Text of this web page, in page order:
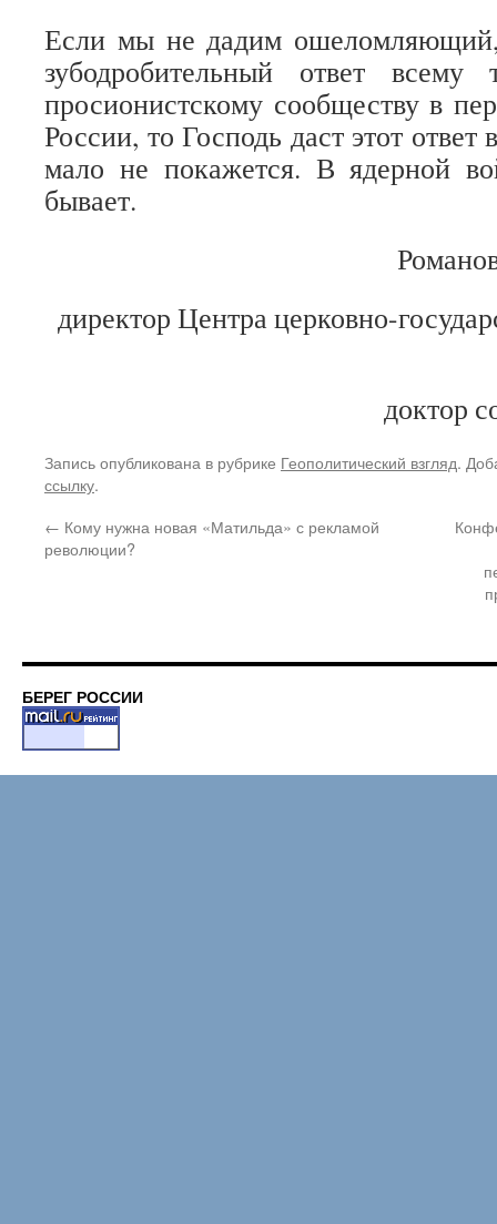
Если мы не дадим ошеломляющий,
зубодробительный ответ всему
просионистскому сообществу в
России, то Господь даст этот
мало не покажется. В ядерной
бывает.
директор Центра церковно-
доктор
Запись опубликована в рубрике Геополитический взгляд.
ссылку.
← Кому нужна новая «Матильда» с рекламой
революции?
БЕРЕГ РОССИИ